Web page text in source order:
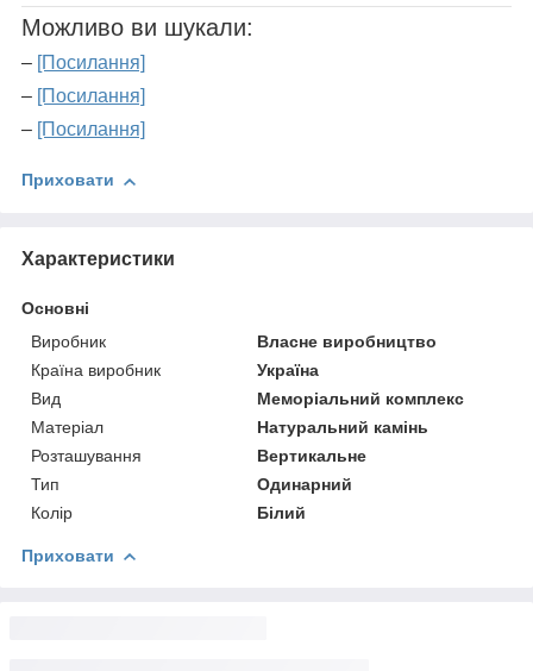
Можливо ви шукали:
–
[Посилання]
–
[Посилання]
–
[Посилання]
Приховати
Характеристики
Основні
Виробник
Власне виробництво
Країна виробник
Україна
Вид
Меморіальний комплекс
Матеріал
Натуральний камінь
Розташування
Вертикальне
Тип
Одинарний
Колір
Білий
Приховати